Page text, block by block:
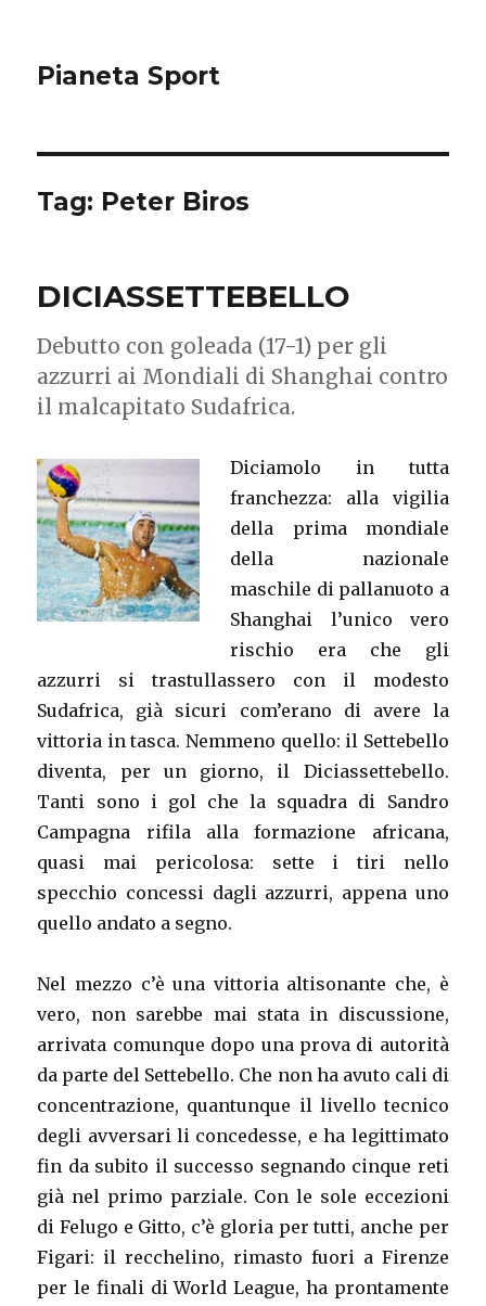
Pianeta Sport
Tag: Peter Biros
DICIASSETTEBELLO
Debutto con goleada (17-1) per gli
azzurri ai Mondiali di Shanghai contro
il malcapitato Sudafrica.
Diciamolo in tutta
franchezza: alla vigilia
della prima mondiale
della nazionale
maschile di pallanuoto a
Shanghai l’unico vero
rischio era che gli
azzurri si trastullassero con il modesto
Sudafrica, già sicuri com’erano di avere la
vittoria in tasca. Nemmeno quello: il Settebello
diventa, per un giorno, il Diciassettebello.
Tanti sono i gol che la squadra di Sandro
Campagna rifila alla formazione africana,
quasi mai pericolosa: sette i tiri nello
specchio concessi dagli azzurri, appena uno
quello andato a segno.
Nel mezzo c’è una vittoria altisonante che, è
vero, non sarebbe mai stata in discussione,
arrivata comunque dopo una prova di autorità
da parte del Settebello. Che non ha avuto cali di
concentrazione, quantunque il livello tecnico
degli avversari li concedesse, e ha legittimato
fin da subito il successo segnando cinque reti
già nel primo parziale. Con le sole eccezioni
di Felugo e Gitto, c’è gloria per tutti, anche per
Figari: il recchelino, rimasto fuori a Firenze
per le finali di World League, ha prontamente